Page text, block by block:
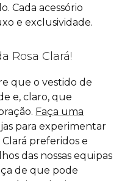
Cada acessório
e exclusividade.
Rosa Clará!
que o vestido de
e, claro, que
Faça uma
para experimentar
Clará preferidos e
das nossas equipas
de que pode